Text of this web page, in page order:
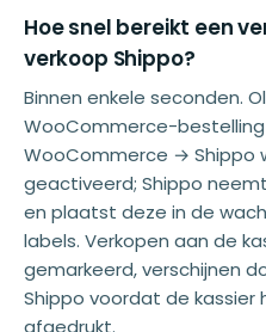
Hoe snel bereikt een
verkoop Shippo?
Binnen enkele seconden.
WooCommerce-
WooCommerce → Shippo
geactiveerd; Shippo
en plaatst deze in de
labels. Verkopen aan de
gemarkeerd, verschijnen
Shippo voordat de
afgedrukt.